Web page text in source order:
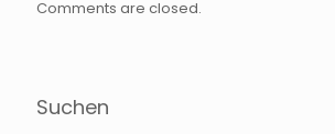
Comments are closed.
Suchen